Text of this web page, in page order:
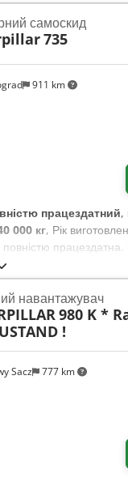
911 km
самоскид
735
працездатний,
000 кг, Рік
Sacz 777 km
навантажувач
980 K *
!